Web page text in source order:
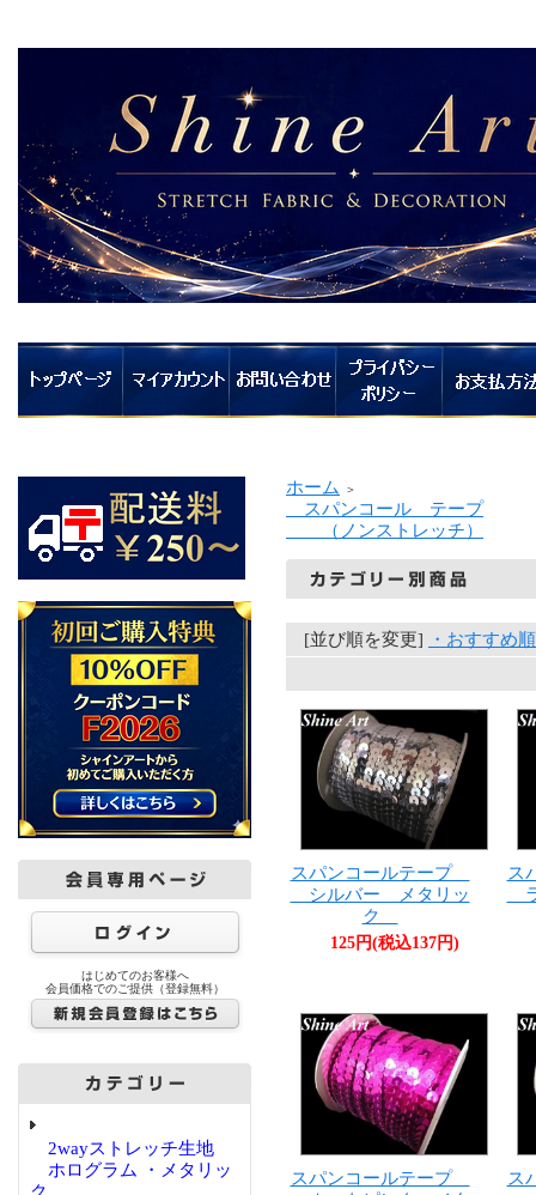
はじめてのお客様へ
会員価格でのご提供（登録無料）
2wayストレッチ生地
ホログラム ・メタリッ
ホーム ＞
スパンコール テープ
（ノンストレッチ）
[並び順を変更] ・おすすめ順
スパンコールテープ
シルバー メタリッ
ク
125円(税込137円)
ス
スパンコールテープ
ス